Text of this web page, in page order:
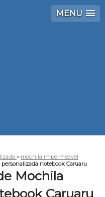
MENU
» mochila impermeável
notebook Caruaru
Mochila
Caruaru